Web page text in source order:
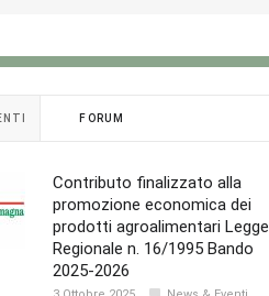
FORUM
Contributo finalizzato alla
promozione economica dei
prodotti agroalimentari Legge
Regionale n. 16/1995 Bando
2025-2026